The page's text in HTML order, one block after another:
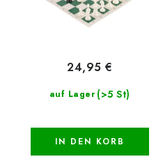
auf Lager (>5 St)
24,95 €
IN DEN KORB